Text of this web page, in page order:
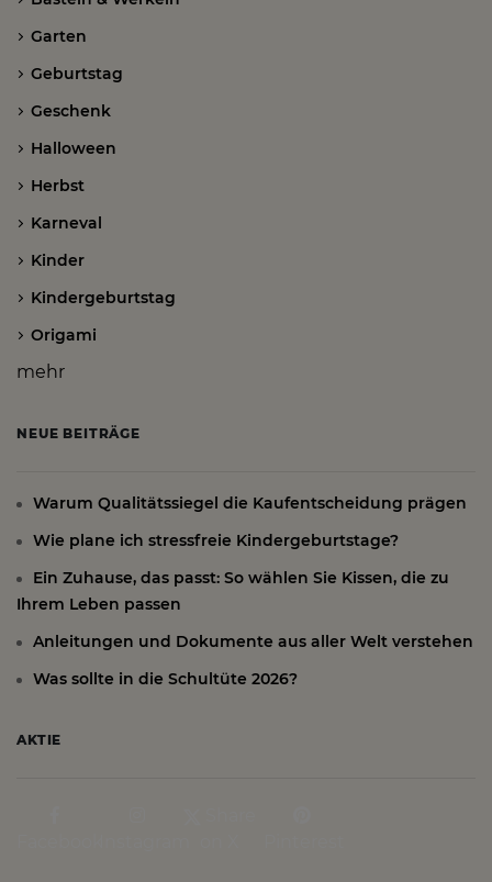
Garten
Geburtstag
Geschenk
Halloween
Herbst
Karneval
Kinder
Kindergeburtstag
Origami
mehr
NEUE BEITRÄGE
Warum Qualitätssiegel die Kaufentscheidung prägen
Wie plane ich stressfreie Kindergeburtstage?
Ein Zuhause, das passt: So wählen Sie Kissen, die zu
Ihrem Leben passen
Anleitungen und Dokumente aus aller Welt verstehen
Was sollte in die Schultüte 2026?
AKTIE